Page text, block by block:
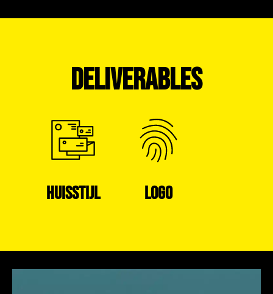
DELIVERABLES
HUISSTIJL LOGO